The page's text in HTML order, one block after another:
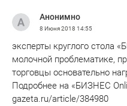
Анонимно
8 Июня 2018 14:55
эксперты круглого стола
молочной проблематике,
торговцы основательно
Подробнее на «БИЗНЕС
gazeta.ru/article/384980